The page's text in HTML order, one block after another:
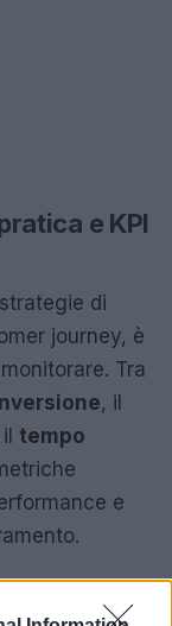
e KPI
di
journey, è
Tra
, il
tempo
e
di